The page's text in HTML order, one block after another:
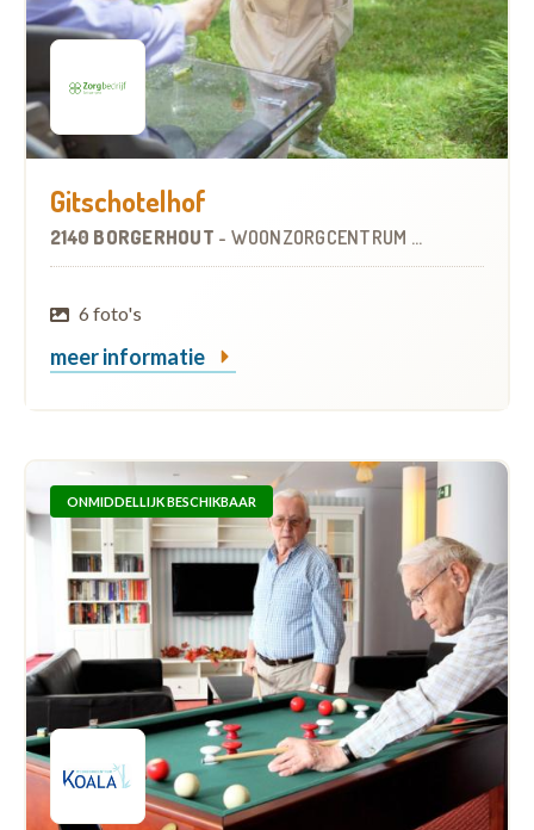
Gitschotelhof
2140 BORGERHOUT - WOONZORGCENTRUM (WZC)
6 foto's
meer informatie
ONMIDDELLIJK BESCHIKBAAR